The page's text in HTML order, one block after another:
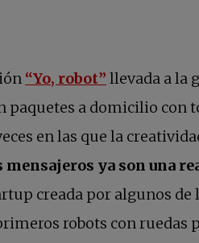
“Yo, robot” se abre en
llevada a la
a domicilio con
en las que la
ya son una
en una pestaña nueva
creada por algunos de
robots con ruedas